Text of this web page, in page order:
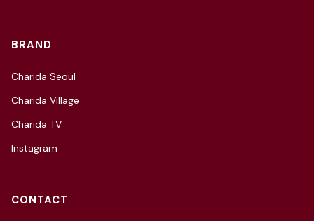
BRAND
Charida Seoul
Charida Village
Charida TV
Instagram
CONTACT